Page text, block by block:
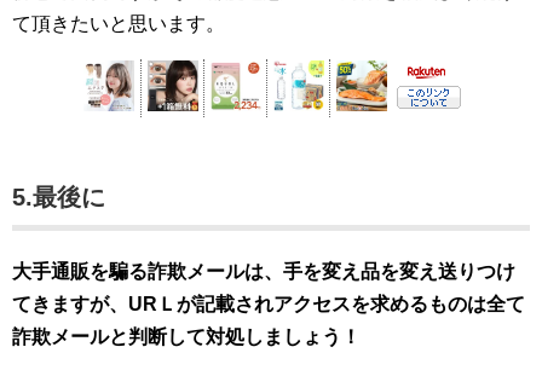
て頂きたいと思います。
5.最後に
大手通販を騙る詐欺メールは、手を変え品を変え送りつけ
てきますが、URＬが記載されアクセスを求めるものは全て
詐欺メールと判断して対処しましょう！